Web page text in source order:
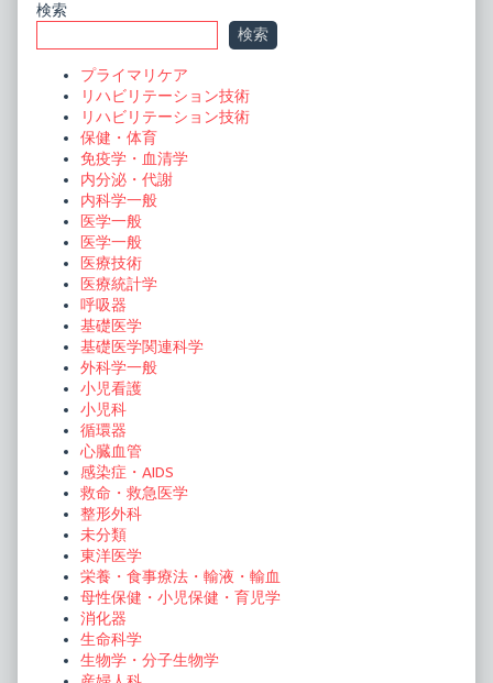
Primary
Sidebar
検索
検索
プライマリケア
リハビリテーション技術
リハビリテーション技術
保健・体育
免疫学・血清学
内分泌・代謝
内科学一般
医学一般
医学一般
医療技術
医療統計学
呼吸器
基礎医学
基礎医学関連科学
外科学一般
小児看護
小児科
循環器
心臓血管
感染症・AIDS
救命・救急医学
整形外科
未分類
東洋医学
栄養・食事療法・輸液・輸血
母性保健・小児保健・育児学
消化器
生命科学
生物学・分子生物学